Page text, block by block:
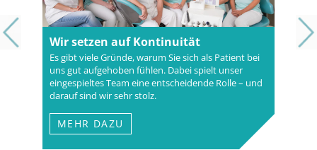
Wir setzen auf Kontinuität
Es gibt viele Gründe, warum Sie sich als Patient bei
uns gut aufgehoben fühlen. Dabei spielt unser
eingespieltes Team eine entscheidende Rolle – und
darauf sind wir sehr stolz.
MEHR DAZU